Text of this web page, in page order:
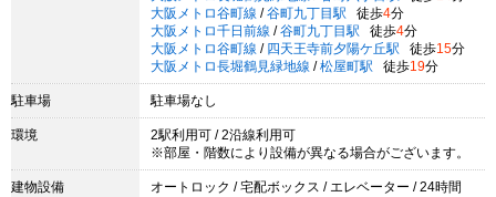
大阪メトロ谷町線 / 谷町九丁目駅 徒歩4分
大阪メトロ千日前線 / 谷町九丁目駅 徒歩4分
大阪メトロ谷町線 / 四天王寺前夕陽ケ丘駅 徒歩15分
大阪メトロ長堀鶴見緑地線 / 松屋町駅 徒歩19分
駐車場 駐車場なし
環境
2駅利用可 / 2沿線利用可
※部屋・階数により設備が異なる場合がございます。
建物設備
オートロック / 宅配ボックス / エレベーター / 24時間